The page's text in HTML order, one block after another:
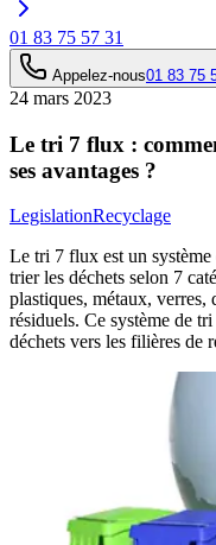
01 83 75 57 31
Appelez-nous01 83 75
24 mars 2023
Le tri 7 flux :
ses avantages ?
LegislationRecyclage
Le tri 7 flux est un
trier les déchets selon 7
plastiques, métaux, verres,
résiduels. Ce système de
déchets vers les filières de